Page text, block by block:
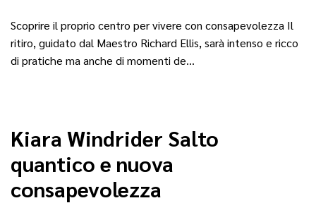
Scoprire il proprio centro per vivere con consapevolezza Il
ritiro, guidato dal Maestro Richard Ellis, sarà intenso e ricco
di pratiche ma anche di momenti de…
Kiara Windrider Salto
quantico e nuova
consapevolezza